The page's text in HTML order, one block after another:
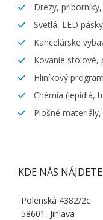
Drezy,
Svetlá, LED
Kancelárske
Kovanie
Hliníkový program
Chémia (lepidlá,
Plošné
KDE NÁS NÁJDETE
Polenská 4382/2c
58601, Jihlava